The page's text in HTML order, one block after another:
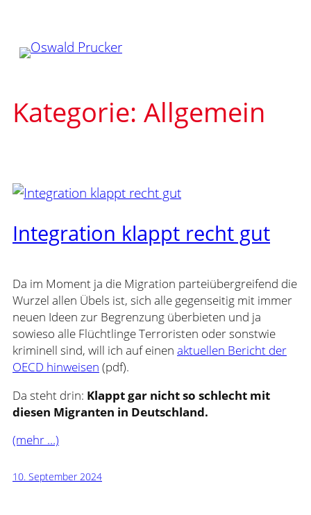
springen
Kategorie: Allgemein
Integration klappt recht gut
Da im Moment ja die Migration parteiübergreifend die
Wurzel allen Übels ist, sich alle gegenseitig mit immer
neuen Ideen zur Begrenzung überbieten und ja
sowieso alle Flüchtlinge Terroristen oder sonstwie
kriminell sind, will ich auf einen aktuellen Bericht der
OECD hinweisen (pdf).
Da steht drin: Klappt gar nicht so schlecht mit
diesen Migranten in Deutschland.
(mehr …)
10. September 2024